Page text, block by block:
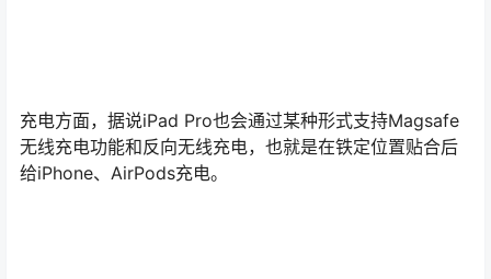
iPad OS或许才是重点
其实在平板市场这个领域，苹果最大的优势并不是硬件配